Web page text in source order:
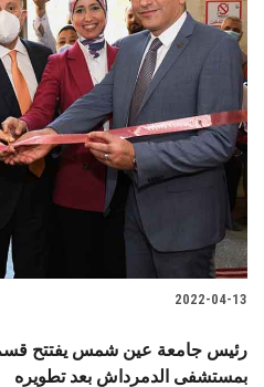
2022-04-13
رئيس جامعة عين شمس يفتتح قسم
بمستشفى الدمرداش بعد تطويره